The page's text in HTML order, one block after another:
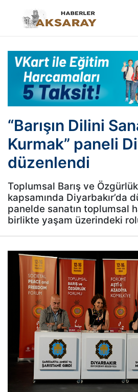
“Barışın Dilini
Kurmak” paneli
düzenlendi
Toplumsal Barış ve
kapsamında Diyarbakır’da
panelde sanatın toplumsal
birlikte yaşam üzerindeki